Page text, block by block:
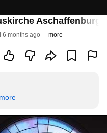
Aschaffenburg
6 months ago more